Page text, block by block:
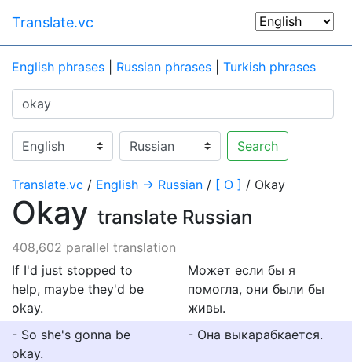
Translate.vc
English phrases Russian phrases Turkish phrases
Search
Translate.vc / English → Russian / [ O ] / Okay
Okay translate Russian
408,602 parallel translation
If I'd just stopped to
help, maybe they'd be
okay.
Может если бы я
помогла, они были бы
живы.
- So she's gonna be
okay.
- Она выкарабкается.